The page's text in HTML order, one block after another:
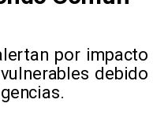
por impacto
debido